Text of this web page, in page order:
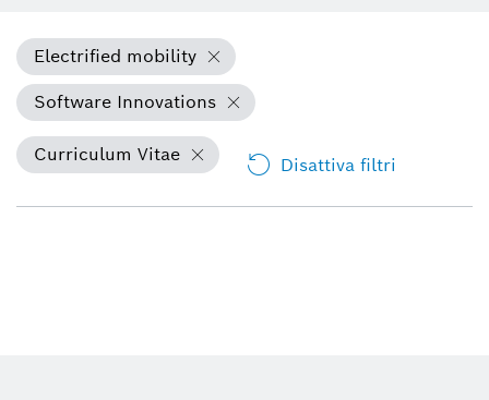
Electrified mobility
Software Innovations
Curriculum Vitae Disattiva filtri